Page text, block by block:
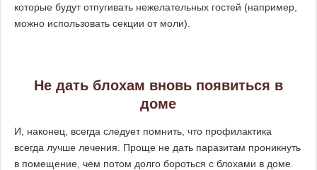
которые будут отпугивать нежелательных гостей (например,
можно использовать секции от моли).
Не дать блохам вновь появиться в
доме
И, наконец, всегда следует помнить, что профилактика
всегда лучше лечения. Проще не дать паразитам проникнуть
в помещение, чем потом долго бороться с блохами в доме.